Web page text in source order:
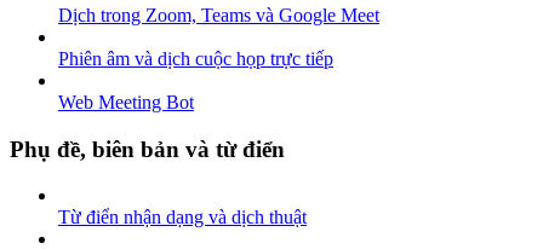
Dịch trong Zoom, Teams và Google Meet
Phiên âm và dịch cuộc họp trực tiếp
Web Meeting Bot
Phụ đề, biên bản và từ điển
Từ điển nhận dạng và dịch thuật